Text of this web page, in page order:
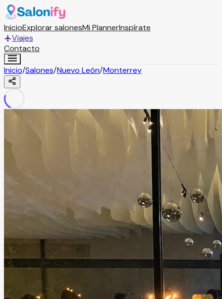
InicioExplorar salonesMi PlannerInspírate
Viajes
Contacto
Inicio/Salones/Nuevo León/Monterrey